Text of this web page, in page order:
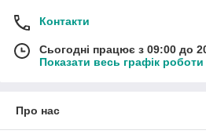
Контакти
Сьогодні працює з 09:00 до
Показати весь графік роботи
Про нас